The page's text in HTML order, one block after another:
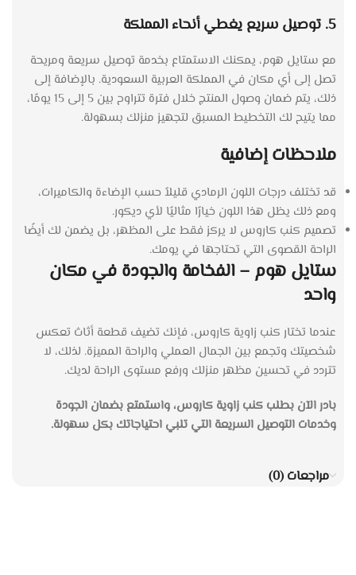
5. توصيل سريع يغطي أنحاء المملكة
مع ستايل هوم، يمكنك الاستمتاع بخدمة توصيل سريعة ومريحة
تصل إلى أي مكان في المملكة العربية السعودية. بالإضافة إلى
ذلك، يتم ضمان وصول المنتج خلال فترة تتراوح بين 5 إلى 15 يومًا،
مما يتيح لك التخطيط المسبق لتجهيز منزلك بسهولة.
ملاحظات إضافية
قد تختلف درجات اللون الرمادي قليلاً حسب الإضاءة والكاميرات،
ومع ذلك يظل هذا اللون خيارًا مثاليًا لأي ديكور.
تصميم كنب كاروس لا يركز فقط على المظهر، بل يضمن لك أيضًا
الراحة القصوى التي تحتاجها في يومك.
ستايل هوم – الفخامة والجودة في مكان
واحد
عندما تختار كنب زاوية كاروس، فإنك تضيف قطعة أثاث تعكس
شخصيتك وتجمع بين الجمال العملي والراحة المميزة. لذلك، لا
تتردد في تحسين مظهر منزلك ورفع مستوى الراحة لديك.
بادر الآن بطلب كنب زاوية كاروس، واستمتع بضمان الجودة
وخدمات التوصيل السريعة التي تلبي احتياجاتك بكل سهولة.
مراجعات (0)